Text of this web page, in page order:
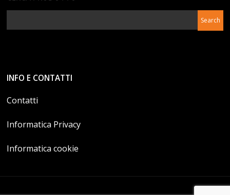
INFO E CONTATTI
Contatti
Informatica Privacy
Informatica cookie